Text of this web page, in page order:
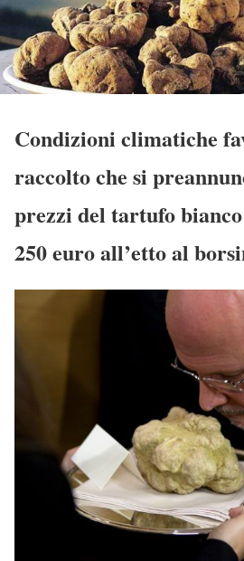
Condizioni climatiche
raccolto che si
prezzi del tartufo
250 euro all’etto al